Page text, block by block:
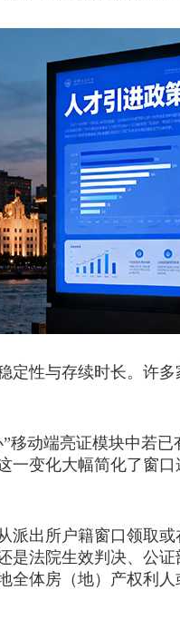
定性与存续时长。许
动端亮证模块中若已
变化大幅简化了窗
出所户籍窗口领取或
法院生效判决、公
体房（地）产权利